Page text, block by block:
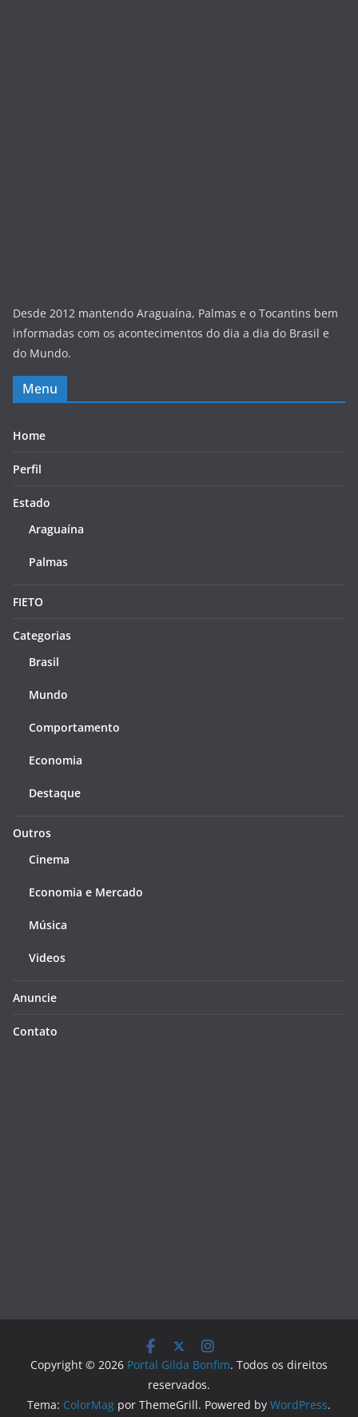
Desde 2012 mantendo Araguaína, Palmas e o Tocantins bem
informadas com os acontecimentos do dia a dia do Brasil e
do Mundo.
Menu
Home
Perfil
Estado
Araguaína
Palmas
FIETO
Categorias
Brasil
Mundo
Comportamento
Economia
Destaque
Outros
Cinema
Economia e Mercado
Música
Videos
Anuncie
Contato
Copyright © 2026 Portal Gilda Bonfim. Todos os direitos
reservados.
Tema: ColorMag por ThemeGrill. Powered by WordPress.